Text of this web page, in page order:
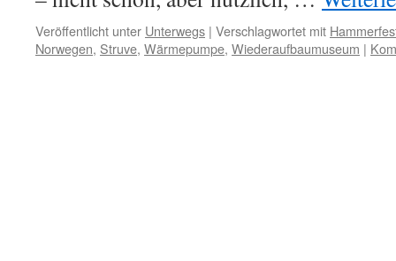
Veröffentlicht unter Unterwegs | Verschlagwortet mit
Norwegen, Struve, Wärmepumpe, Wiederaufbaumuseum |